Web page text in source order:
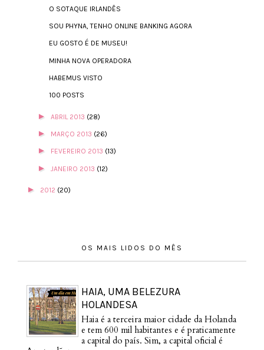
O SOTAQUE IRLANDÊS
SOU PHYNA, TENHO ONLINE BANKING AGORA
EU GOSTO É DE MUSEU!
MINHA NOVA OPERADORA
HABEMUS VISTO
100 POSTS
► ABRIL 2013 (28)
► MARÇO 2013 (26)
► FEVEREIRO 2013 (13)
► JANEIRO 2013 (12)
► 2012 (20)
OS MAIS LIDOS DO MÊS
HAIA, UMA BELEZURA
HOLANDESA
Haia é a terceira maior cidade da Holanda
e tem 600 mil habitantes e é praticamente
a capital do país. Sim, a capital oficial é